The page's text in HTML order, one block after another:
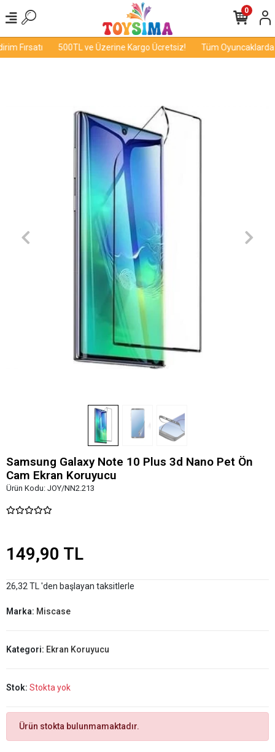
Fırsatı 500TL ve Üzerine Kargo Ücretsiz! Tüm Oyuncaklarda
0
Samsung Galaxy Note 10 Plus 3d Nano Pet Ön
Cam Ekran Koruyucu
Ürün Kodu: JOY/NN2.213
149,90 TL
26,32 TL 'den başlayan taksitlerle
Marka: Miscase
Kategori: Ekran Koruyucu
Stok: Stokta yok
Ürün stokta bulunmamaktadır.